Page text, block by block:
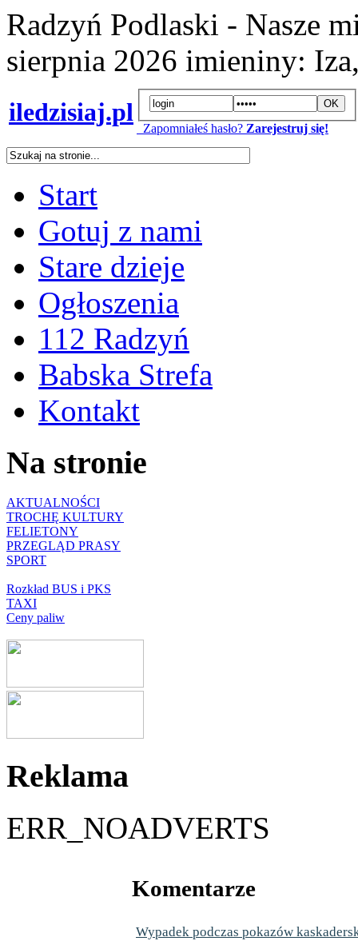
Radzyń Podlaski - Nasze
sierpnia 2026 imieniny:
iledzisiaj.pl
Zapomniałeś hasło? Zarejestruj się!
Start
Gotuj z nami
Stare dzieje
Ogłoszenia
112 Radzyń
Babska Strefa
Kontakt
Na stronie
AKTUALNOŚCI
TROCHĘ KULTURY
FELIETONY
PRZEGLĄD PRASY
SPORT
Rozkład BUS i PKS
TAXI
Ceny paliw
Reklama
ERR_NOADVERTS
Komentarze
Wypadek podczas pokazów